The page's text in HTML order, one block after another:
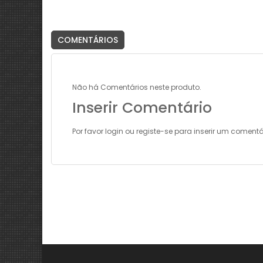
COMENTÁRIOS
Não há Comentários neste produto.
Inserir Comentário
Por favor login ou registe-se para inserir um